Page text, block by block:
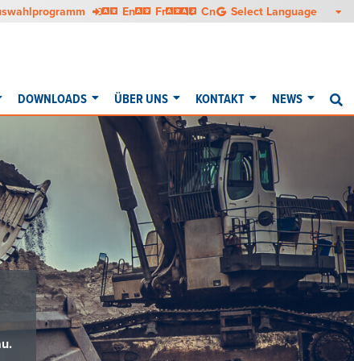
En English
Fr Français
It Italiano
Cn 中文
DOWNLOADS ÜBER UNS KONTAKT NEWS